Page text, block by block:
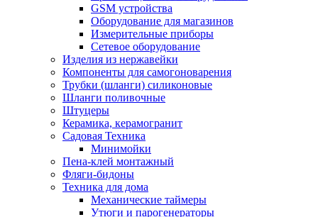
GSM устройства
Оборудование для магазинов
Измерительные приборы
Сетевое оборудование
Изделия из нержавейки
Компоненты для самогоноварения
Трубки (шланги) силиконовые
Шланги поливочные
Штуцеры
Керамика, керамогранит
Садовая Техника
Минимойки
Пена-клей монтажный
Фляги-бидоны
Техника для дома
Механические таймеры
Утюги и парогенераторы